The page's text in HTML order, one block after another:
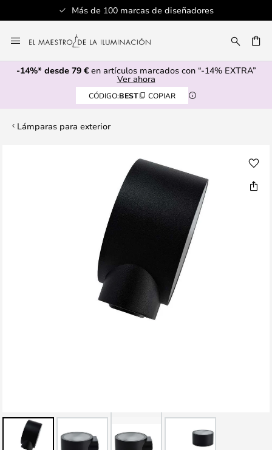
Más de 100 marcas de diseñadores
al
contenido
-14%* desde 79 €en artículos marcados con “-14% EXTRA”
Ver ahora
CÓDIGO:BEST COPIAR
Lámparas para exterior